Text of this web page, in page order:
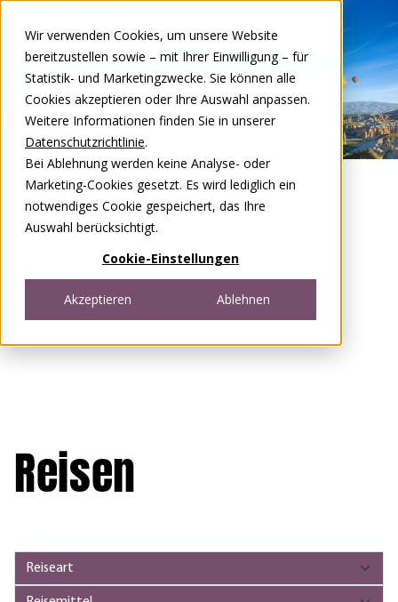
Wir verwenden Cookies, um unsere Website
bereitzustellen sowie – mit Ihrer Einwilligung – für
Statistik- und Marketingzwecke. Sie können alle
Cookies akzeptieren oder Ihre Auswahl anpassen.
Weitere Informationen finden Sie in unserer
Datenschutzrichtlinie.
Bei Ablehnung werden keine Analyse- oder
Marketing-Cookies gesetzt. Es wird lediglich ein
notwendiges Cookie gespeichert, das Ihre
Auswahl berücksichtigt.
Cookie-Einstellungen
Akzeptieren Ablehnen
DEFR
Open menu
Reisen